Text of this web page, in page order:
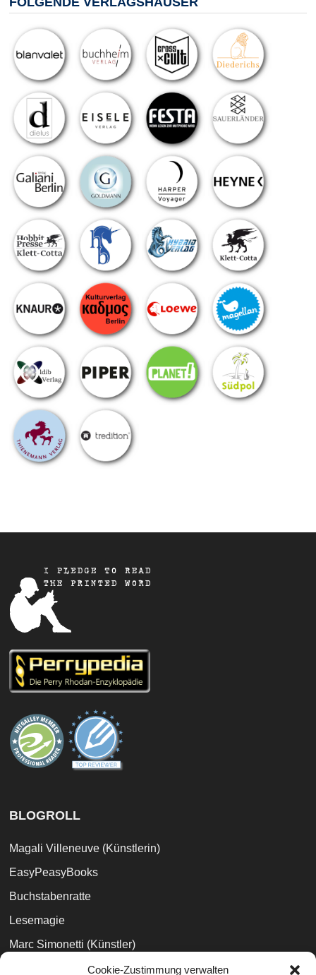
Cookie-Zustimmung verwalten
BLOGROLL
Magali Villeneuve (Künstlerin)
EasyPeasyBooks
Buchstabenratte
Lesemagie
Marc Simonetti (Künstler)